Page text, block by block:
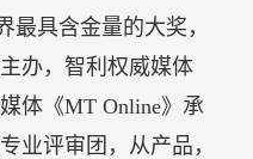
最具含金量的大奖，
办，智利权威媒体
体《MT Online》承
业评审团，从产品，